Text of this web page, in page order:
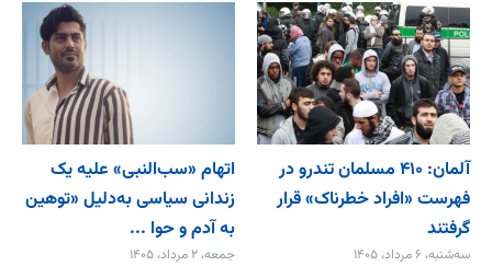
آلمان: ۴۱۰ مسلمان تندرو در
فهرست «افراد خطرناک» قرار
گرفتند
سه‌شنبه، ۶ مرداد، ۱۴۰۵
اتهام «سب‌النبی» علیه یک
زندانی سیاسی به‌دلیل «توهین
به آدم و حوا ...
جمعه، ۲ مرداد، ۱۴۰۵